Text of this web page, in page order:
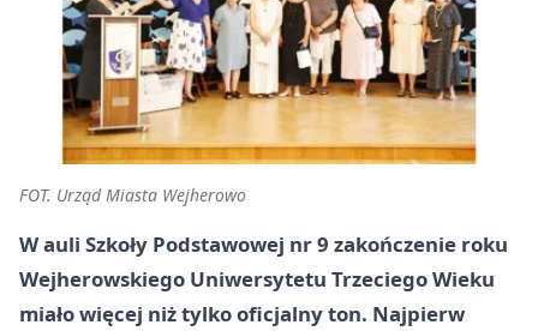
FOT. Urząd Miasta Wejherowo
W auli Szkoły Podstawowej nr 9 zakończenie roku
Wejherowskiego Uniwersytetu Trzeciego Wieku
miało więcej niż tylko oficjalny ton. Najpierw